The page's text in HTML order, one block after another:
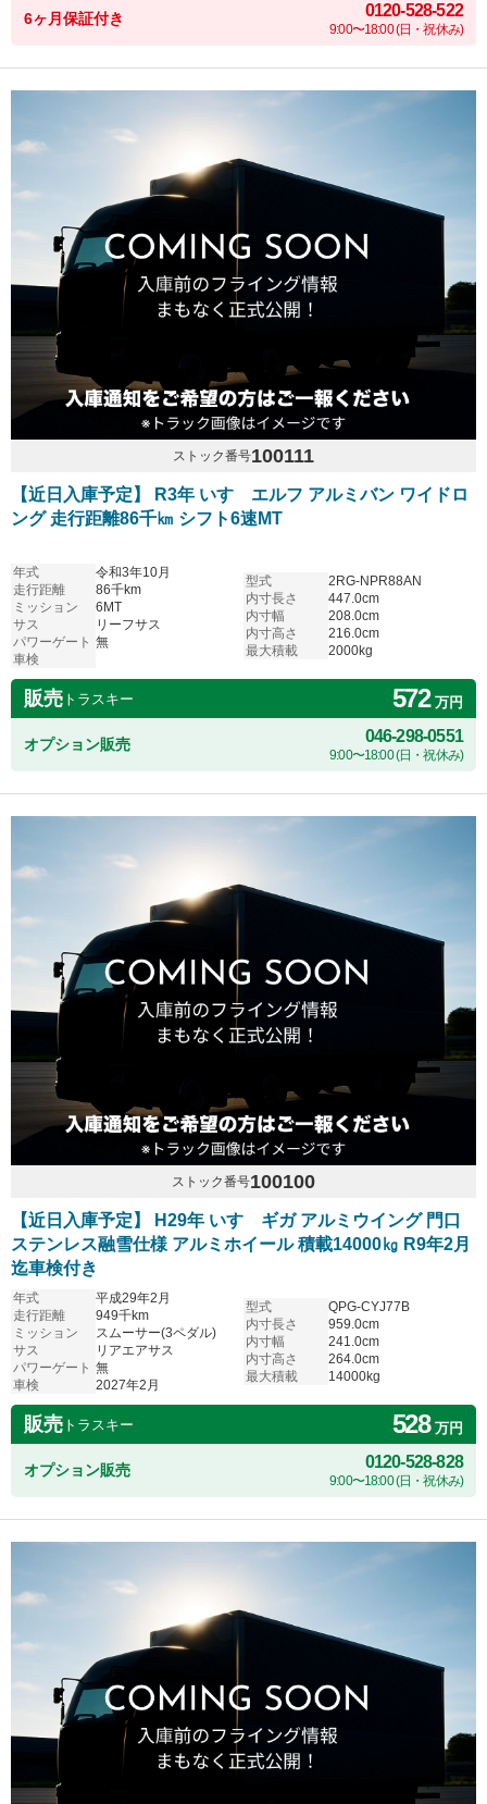
6ヶ月保証付き 0120-528-522
9:00〜18:00 (日・祝休み)
ストック番号100111
【近日入庫予定】 R3年 いすゞエルフ アルミバン ワイドロ
ング 走行距離86千㎞ シフト6速MT
年式
令和3年10月
走行距離
86千km
ミッション
6MT
サス
リーフサス
パワーゲート 無
車検
型式
2RG-NPR88AN
内寸長さ
447.0cm
内寸幅
208.0cm
内寸高さ
216.0cm
最大積載
2000kg
販売 トラスキー 572万円
オプション販売 046-298-0551
9:00〜18:00 (日・祝休み)
ストック番号100100
【近日入庫予定】 H29年 いすゞギガ アルミウイング 門口
ステンレス融雪仕様 アルミホイール 積載14000㎏ R9年2月
迄車検付き
年式
平成29年2月
走行距離
949千km
ミッション
スムーサー(3ペダル)
サス
リアエアサス
パワーゲート 無
車検
2027年2月
型式
QPG-CYJ77B
内寸長さ
959.0cm
内寸幅
241.0cm
内寸高さ
264.0cm
最大積載
14000kg
販売 トラスキー 528万円
オプション販売 0120-528-828
9:00〜18:00 (日・祝休み)